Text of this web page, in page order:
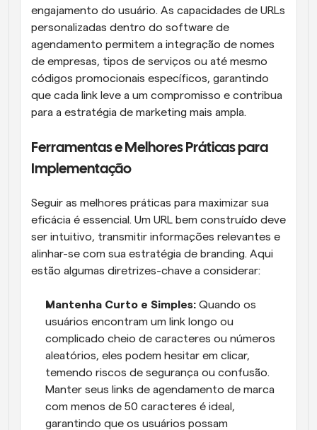
engajamento do usuário. As capacidades de URLs
personalizadas dentro do software de
agendamento permitem a integração de nomes
de empresas, tipos de serviços ou até mesmo
códigos promocionais específicos, garantindo
que cada link leve a um compromisso e contribua
para a estratégia de marketing mais ampla.
Ferramentas e Melhores Práticas para
Implementação
Seguir as melhores práticas para maximizar sua
eficácia é essencial. Um URL bem construído deve
ser intuitivo, transmitir informações relevantes e
alinhar-se com sua estratégia de branding. Aqui
estão algumas diretrizes-chave a considerar:
Mantenha Curto e Simples: Quando os
usuários encontram um link longo ou
complicado cheio de caracteres ou números
aleatórios, eles podem hesitar em clicar,
temendo riscos de segurança ou confusão.
Manter seus links de agendamento de marca
com menos de 50 caracteres é ideal,
garantindo que os usuários possam